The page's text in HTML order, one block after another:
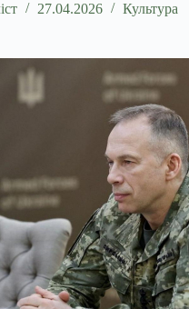
27.04.2026 Культура